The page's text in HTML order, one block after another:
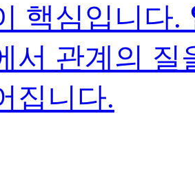
핵심입니다.
서 관계의 질
집니다.